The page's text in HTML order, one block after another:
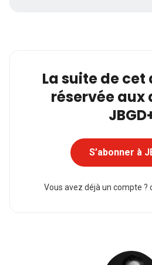
La suite de
réservée aux
S’abonner à
Vous avez déjà un compte ?